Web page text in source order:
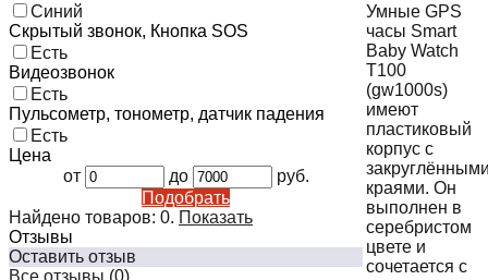
Синий
Скрытый звонок, Кнопка SOS
Есть
Видеозвонок
Есть
Пульсометр, тонометр, датчик падения
Есть
Цена
от
до
руб.
Подобрать
Найдено товаров: 0. Показать
Отзывы
Оставить отзыв
Все отзывы (0)
Умные GPS
часы Smart
Baby Watch
T100
(gw1000s)
имеют
пластиковый
корпус с
краями. Он
выполнен в
серебристом
цвете и
сочетается с